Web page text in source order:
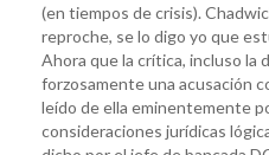
(en tiempos de crisis).
reproche, se lo digo yo que
Ahora que la crítica, incluso la
forzosamente una acusación
leído de ella eminentemente
consideraciones jurídicas